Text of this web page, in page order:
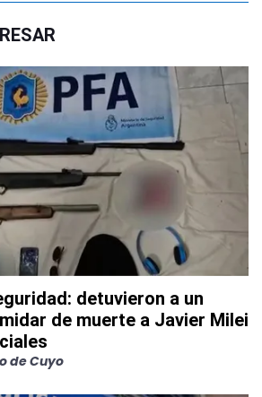
detuvieron a un
de muerte a Javier Milei
de Cuyo